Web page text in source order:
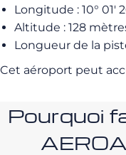
Longitude : 10° 01′
Altitude : 128
Longueur de la
Cet aéroport peut
Pourquoi